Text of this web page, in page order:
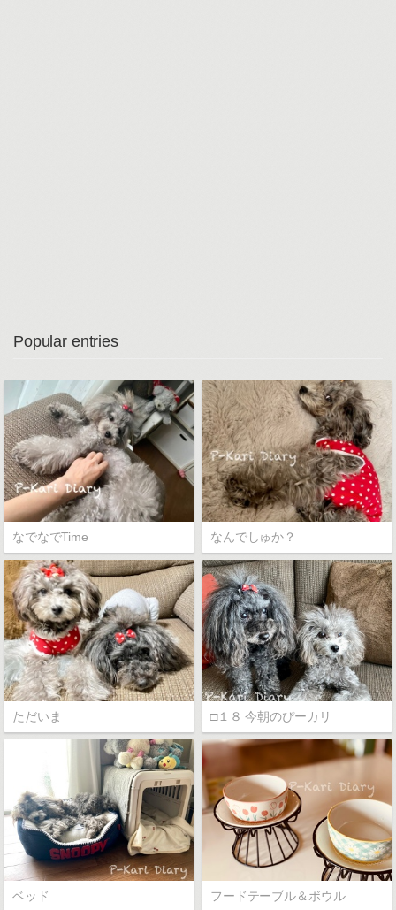
Popular entries
なでなでTime なんでしゅか？
ただいま □１８ 今朝のぴーカリ
ベッド フードテーブル＆ボウル